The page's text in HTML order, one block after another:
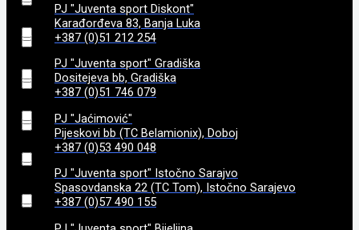
95(0)
97(0)
98( 0 )
99(0)
9 + 1(0)
3,25(0)
3,3(0)
3,4(0)
3,45(0)
175(0)
182( 0 )
184(0)
185(0)
187(0)
188( 0)
PJ "Juventa sport Diskont"
Karađorđeva 83, Banja Luka
+387 (0)51 212 254
PJ "Juventa sport" Gradiška
Dositejeva bb, Gradiška
+387 (0)51 746 079
PJ "Jaćimović"
Pijeskovi bb (TC Belamionix), Doboj
+387 (0)53 490 048
PJ "Juventa sport" Istočno Sarajvo
Spasovdanska 22 (TC Tom), Istočno Sarajevo
+387 (0)57 490 155